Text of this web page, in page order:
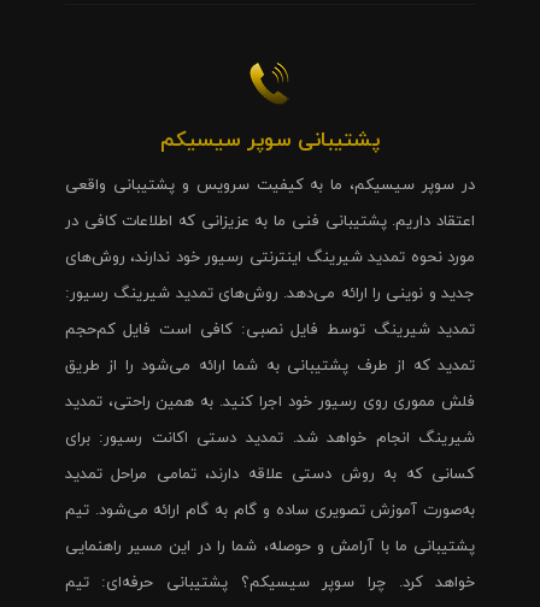
پشتیبانی سوپر سیسیکم
در سوپر سیسیکم، ما به کیفیت سرویس و پشتیبانی واقعی
اعتقاد داریم. پشتیبانی فنی ما به عزیزانی که اطلاعات کافی در
مورد نحوه تمدید شیرینگ اینترنتی رسیور خود ندارند، روش‌های
جدید و نوینی را ارائه می‌دهد. روش‌های تمدید شیرینگ رسیور:
تمدید شیرینگ توسط فایل نصبی: کافی است فایل کم‌حجم
تمدید که از طرف پشتیبانی به شما ارائه می‌شود را از طریق
فلش مموری روی رسیور خود اجرا کنید. به همین راحتی، تمدید
شیرینگ انجام خواهد شد. تمدید دستی اکانت رسیور: برای
کسانی که به روش دستی علاقه دارند، تمامی مراحل تمدید
به‌صورت آموزش تصویری ساده و گام به گام ارائه می‌شود. تیم
پشتیبانی ما با آرامش و حوصله، شما را در این مسیر راهنمایی
خواهد کرد. چرا سوپر سیسیکم؟ پشتیبانی حرفه‌ای: تیم